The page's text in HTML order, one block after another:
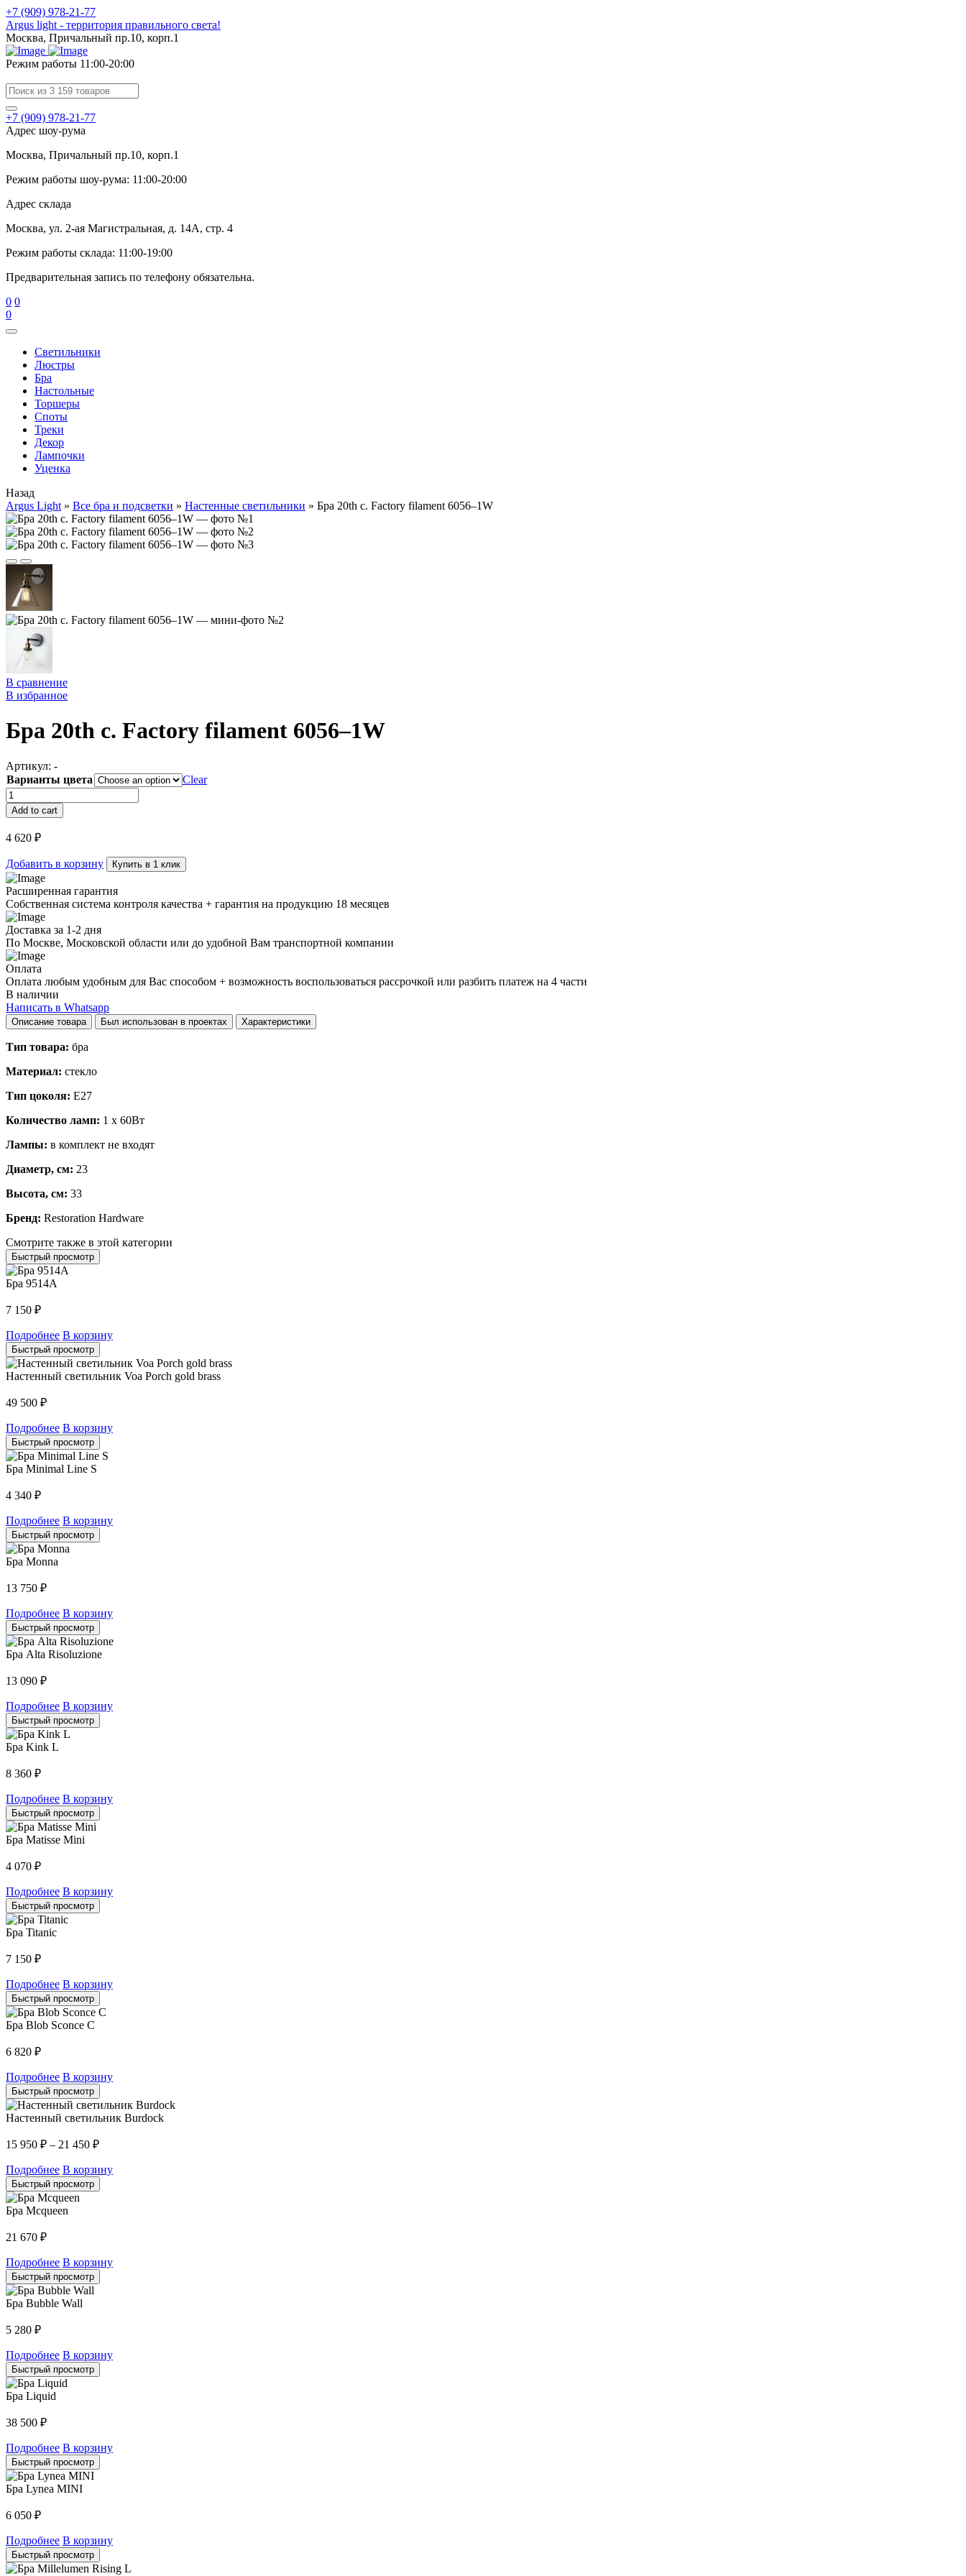
+7 (909) 978-21-77
Argus light - территория правильного света!
Москва, Причальный пр.10, корп.1
Режим работы 11:00-20:00
+7 (909) 978-21-77
Адрес шоу-рума
Москва, Причальный пр.10, корп.1
Режим работы шоу-рума: 11:00-20:00
Адрес склада
Москва, ул. 2-ая Магистральная, д. 14А, стр. 4
Режим работы склада: 11:00-19:00
Предварительная запись по телефону обязательна.
0 0
0
Cветильники
Люстры
Бра
Настольные
Торшеры
Споты
Треки
Декор
Лампочки
Уценка
Назад
Argus Light » Все бра и подсветки » Настенные светильники » Бра 20th c. Factory filament 6056–1W
В сравнение
В избранное
Бра 20th c. Factory filament 6056–1W
Артикул: -
Варианты цвета
Clear
Бра
20th
c.
Factory
filament
6056–
1W
quantity
Add to cart
4 620 ₽
Добавить в корзину Купить в 1 клик
Расширенная гарантия
Собственная система контроля качества + гарантия на продукцию 18 месяцев
Доставка за 1-2 дня
По Москве, Московской области или до удобной Вам транспортной компании
Оплата
Оплата любым удобным для Вас способом + возможность воспользоваться рассрочкой или разбить платеж на 4 части
В наличии
Написать в Whatsapp
Описание товара Был использован в проектах Характеристики
Тип товара: бра
Материал: стекло
Тип цоколя: E27
Количество ламп: 1 x 60Вт
Лампы: в комплект не входят
Диаметр, см: 23
Высота, см: 33
Бренд: Restoration Hardware
Смотрите также в этой категории
Быстрый просмотр
Бра 9514A
7 150 ₽
Подробнее В корзину
Быстрый просмотр
Настенный светильник Voa Porch gold brass
49 500 ₽
Подробнее В корзину
Быстрый просмотр
Бра Minimal Line S
4 340 ₽
Подробнее В корзину
Быстрый просмотр
Бра Monna
13 750 ₽
Подробнее В корзину
Быстрый просмотр
Бра Alta Risoluzione
13 090 ₽
Подробнее В корзину
Быстрый просмотр
Бра Kink L
8 360 ₽
Подробнее В корзину
Быстрый просмотр
Бра Matisse Mini
4 070 ₽
Подробнее В корзину
Быстрый просмотр
Бра Titanic
7 150 ₽
Подробнее В корзину
Быстрый просмотр
Бра Blob Sconce C
6 820 ₽
Подробнее В корзину
Быстрый просмотр
Настенный светильник Burdock
15 950 ₽ – 21 450 ₽
Подробнее В корзину
Быстрый просмотр
Бра Mcqueen
21 670 ₽
Подробнее В корзину
Быстрый просмотр
Бра Bubble Wall
5 280 ₽
Подробнее В корзину
Быстрый просмотр
Бра Liquid
38 500 ₽
Подробнее В корзину
Быстрый просмотр
Бра Lynea MINI
6 050 ₽
Подробнее В корзину
Быстрый просмотр